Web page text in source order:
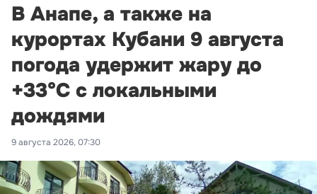
В Анапе, а также на
курортах Кубани 9 августа
погода удержит жару до
+33°С с локальными
дождями
9 августа 2026, 07:30